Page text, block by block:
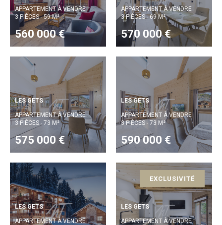
APPARTEMENT À VENDRE
3 PIÈCES - 59 M²
560 000 €
APPARTEMENT À VENDRE
3 PIÈCES - 69 M²
570 000 €
LES GETS
APPARTEMENT À VENDRE
3 PIÈCES - 73 M²
575 000 €
LES GETS
APPARTEMENT À VENDRE
3 PIÈCES - 73 M²
590 000 €
LES GETS
APPARTEMENT À VENDRE
EXCLUSIVITÉ
LES GETS
APPARTEMENT À VENDRE